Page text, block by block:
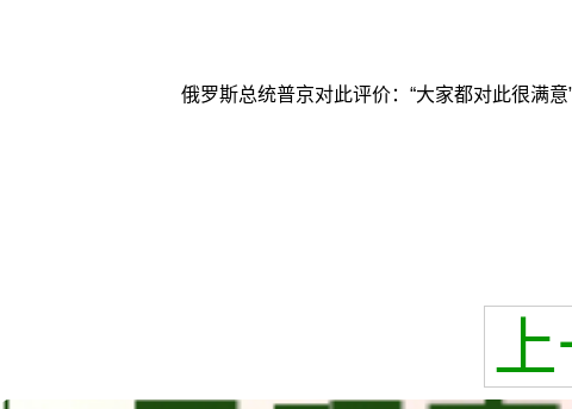
俄罗斯总统普京对此评价：“大家都对此很满